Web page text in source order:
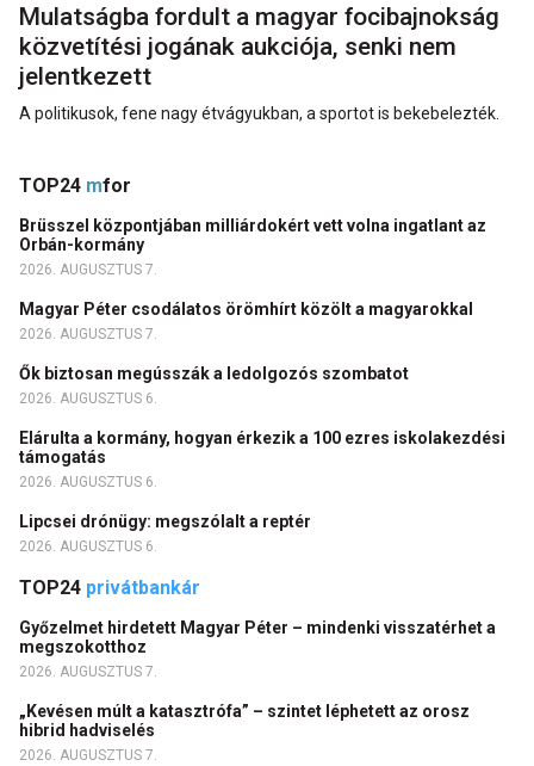
Mulatságba fordult a magyar focibajnokság
közvetítési jogának aukciója, senki nem
jelentkezett
A politikusok, fene nagy étvágyukban, a sportot is bekebelezték.
TOP24 mfor
Brüsszel központjában milliárdokért vett volna ingatlant az
Orbán-kormány
2026. AUGUSZTUS 7.
Magyar Péter csodálatos örömhírt közölt a magyarokkal
2026. AUGUSZTUS 7.
Ők biztosan megússzák a ledolgozós szombatot
2026. AUGUSZTUS 6.
Elárulta a kormány, hogyan érkezik a 100 ezres iskolakezdési
támogatás
2026. AUGUSZTUS 6.
Lipcsei drónügy: megszólalt a reptér
2026. AUGUSZTUS 6.
TOP24 privátbankár
Győzelmet hirdetett Magyar Péter – mindenki visszatérhet a
megszokotthoz
2026. AUGUSZTUS 7.
„Kevésen múlt a katasztrófa” – szintet léphetett az orosz
hibrid hadviselés
2026. AUGUSZTUS 7.